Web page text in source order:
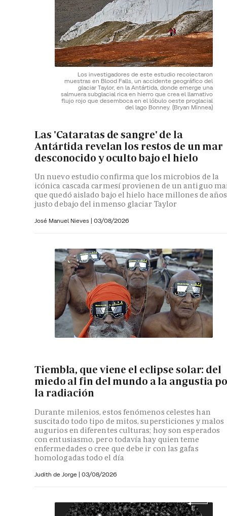
Los investigadores de este estudio recolectaron
muestras en Blood Falls, un accidente geográfico del
glaciar Taylor, en la Antártida, donde emerge una
salmuera subglacial rica en hierro que crea el llamativo
flujo rojo que desemboca en el lóbulo oeste proglacial
del lago Bonney. (Bryan Minnea)
Las 'Cataratas de sangre' de la
Antártida revelan los restos de un mar
desconocido y oculto bajo el hielo
Un nuevo estudio confirma que los microbios de la
icónica cascada carmesí provienen de un antiguo
que quedó aislado bajo el hielo hace millones de años
justo debajo del inmenso glaciar Taylor
José Manuel Nieves | 03/08/2026
Tiembla, que viene el eclipse solar: del
miedo al fin del mundo a la angustia
la radiación
Durante milenios, estos fenómenos celestes han
suscitado todo tipo de mitos, supersticiones y malos
augurios en diferentes culturas; hoy son esperados
con entusiasmo, pero todavía hay quien teme
enfermedades o cree que debe ir con las gafas
homologadas todo el día
Judith de Jorge | 03/08/2026